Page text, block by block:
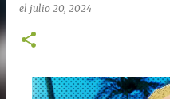
el julio 20, 2024